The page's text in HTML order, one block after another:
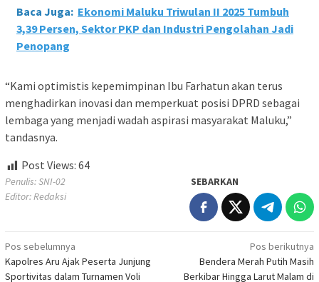
Baca Juga: Ekonomi Maluku Triwulan II 2025 Tumbuh
3,39 Persen, Sektor PKP dan Industri Pengolahan Jadi
Penopang
“Kami optimistis kepemimpinan Ibu Farhatun akan terus
menghadirkan inovasi dan memperkuat posisi DPRD sebagai
lembaga yang menjadi wadah aspirasi masyarakat Maluku,”
tandasnya.
Post Views: 64
Penulis: SNI-02
Editor: Redaksi
SEBARKAN
Navigasi
pos
Pos sebelumnya
Kapolres Aru Ajak Peserta Junjung
Sportivitas dalam Turnamen Voli
Pos berikutnya
Bendera Merah Putih Masih
Berkibar Hingga Larut Malam di